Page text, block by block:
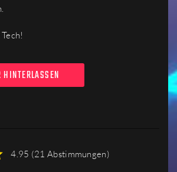
HINTERLASSEN
4.95 (21 Abstimmungen)